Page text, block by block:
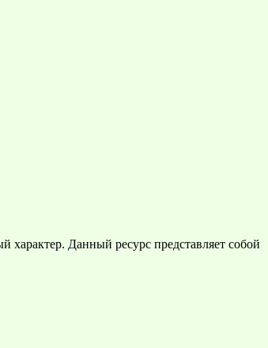
Данный ресурс представляет собой